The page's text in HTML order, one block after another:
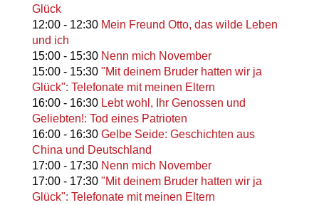
Glück
12:00- 12:30 Mein Freund Otto, das wilde Leben
und ich
15:00- 15:30 Nenn mich November
15:00- 15:30 "Mit deinem Bruder hatten wir ja
Glück": Telefonate mit meinen Eltern
16:00- 16:30 Lebt wohl, Ihr Genossen und
Geliebten!: Tod eines Patrioten
16:00- 16:30 Gelbe Seide: Geschichten aus
China und Deutschland
17:00- 17:30 Nenn mich November
17:00- 17:30 "Mit deinem Bruder hatten wir ja
Glück": Telefonate mit meinen Eltern